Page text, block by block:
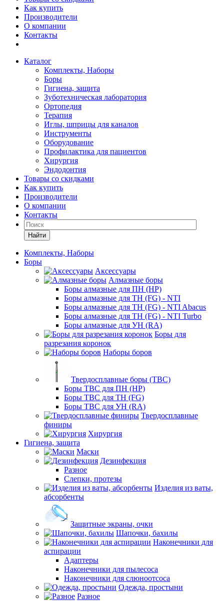
Как купить
Производители
О компании
Контакты
Каталог
Комплекты, Наборы
Боры
Гигиена, защита
Зуботехническая лаборатория
Ортопедия
Терапия
Иглы, шприцы для каналов
Инструменты
Оборудование
Профилактика для пациентов
Хирургия
Эндодонтия
Товары со скидками
Как купить
Производители
О компании
Контакты
Найти
Комплекты, Наборы
Боры
Аксессуары
Алмазные боры
Боры алмазные для ПН (HP)
Боры алмазные для ТН (FG) - NTI
Боры алмазные для ТН (FG) - NTI Abacus
Боры алмазные для ТН (FG) - NTI Turbo
Боры алмазные для УН (RA)
Боры для
разрезания коронок
Наборы боров
Твердосплавные боры (ТВС)
Боры ТВС для ПН (HP)
Боры ТВС для ТН (FG)
Боры ТВС для УН (RA)
Твердосплавные
финиры
Хирургия
Гигиена, защита
Маски
Дезинфекция
Разное
Слепки, протезы
Изделия из ваты,
абсорбенты
Защитные экраны, очки
Шапочки, бахилы
Наконечники для
аспирации
Адаптеры
Наконечники для пылесоса
Наконечники для слюноотсоса
Одежда, простыни
Разное